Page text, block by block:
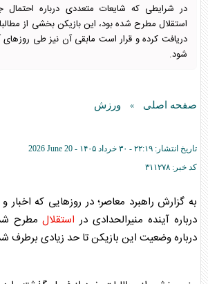
در شرایطی که شایعات متعددی درباره احتمال
استقلال مطرح شده بود، این بازیکن بخشی از
دریافت کرده و قرار است مابقی آن نیز طی روز‌های
شود.
صفحه اصلی » ورزش
تاریخ انتشار: ۲۲:۱۹ - ۳۰ خرداد ۱۴۰۵ -
2026 June 20
کد خبر: ۳۱۱۲۷۸
به گزارش راهبرد معاصر؛ در روز‌هایی که اخبار
درباره آینده منیرالحدادی در استقلالمطرح
درباره وضعیت این بازیکن تا حد زیادی برطرف